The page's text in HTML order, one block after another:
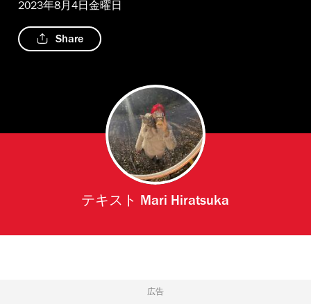
2023年8月4日金曜日
Share
テキスト Mari Hiratsuka
広告